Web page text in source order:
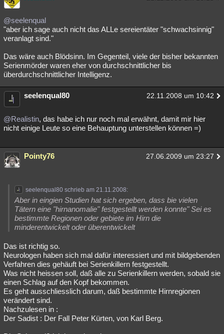
@seelenqual
"aber ich sage auch nicht das ALLe sereientäter "schwachsinnig"
veranlagt sind."
Das wäre auch Blödsinn. Im Gegenteil, viele der bisher bekannten
Serienmörder waren eher von durchschnittlicher bis
überdurchschnittlicher Intelligenz.
seelenqual80 22.11.2008 um 10:42
@Realistin, das habe ich nur noch mal erwähnt, damit mir hier
nicht einige Leute so eine Behauptung unterstellen können =)
Pointy76 27.06.2009 um 23:27
seelenqual80 schrieb am 21.11.2008:
Aber in eingien Studien hat sich ergeben, dass bie vielen
Tätern eine "hirnanomalie" festgestellt werden konnte" Sei es
bestimmte Regionen oder gebiete im Hirn die
minderentwickelt oder überentwickelt
Das ist richtig so.
Neurologen haben sich mal dafür interessiert und mit bildgebenden
Verfahren dies gehäuft bei Serienkillern festgestellt.
Was nicht heissen soll, daß alle zu Serienkillern werden, sobald sie
einen Schlag auf den Kopf bekommen.
Es geht ausschliesslich darum, daß bestimmte Hirnregionen
verändert sind.
Nachzulesen in :
Der Sadist : Der Fall Peter Kürten, von Karl Berg.